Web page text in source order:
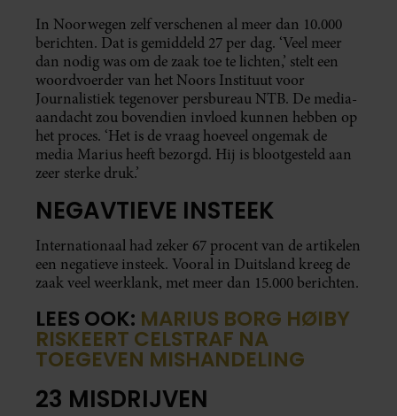
In Noorwegen zelf verschenen al meer dan 10.000
berichten. Dat is gemiddeld 27 per dag. ‘Veel meer
dan nodig was om de zaak toe te lichten,’ stelt een
woordvoerder van het Noors Instituut voor
Journalistiek tegenover persbureau NTB. De media-
aandacht zou bovendien invloed kunnen hebben op
het proces. ‘Het is de vraag hoeveel ongemak de
media Marius heeft bezorgd. Hij is blootgesteld aan
zeer sterke druk.’
NEGAVTIEVE INSTEEK
Internationaal had zeker 67 procent van de artikelen
een negatieve insteek. Vooral in Duitsland kreeg de
zaak veel weerklank, met meer dan 15.000 berichten.
LEES OOK: MARIUS BORG HØIBY
RISKEERT CELSTRAF NA
TOEGEVEN MISHANDELING
23 MISDRIJVEN